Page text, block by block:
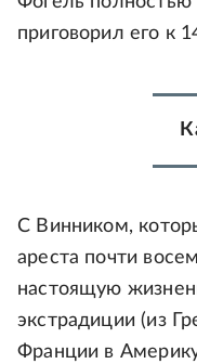
приговорил его к
С Винником,
ареста почти
настоящую
экстрадиции (из
Франции в